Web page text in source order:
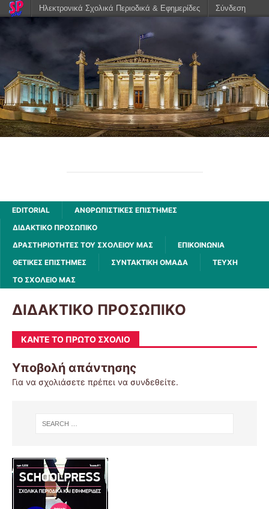
EDITORIAL
ΑΝΘΡΩΠΙΣΤΙΚΈΣ ΕΠΙΣΤΉΜΕΣ
ΔΙΔΑΚΤΙΚΟ ΠΡΟΣΩΠΙΚΟ
ΔΡΑΣΤΗΡΙΌΤΗΤΕΣ ΤΟΥ ΣΧΟΛΕΊΟΥ ΜΑΣ
ΕΠΙΚΟΙΝΩΝΙΑ
ΘΕΤΙΚΈΣ ΕΠΙΣΤΉΜΕΣ
ΣΥΝΤΑΚΤΙΚΗ ΟΜΑΔΑ
ΤΕΥΧΗ
ΤΟ ΣΧΟΛΕΙΟ ΜΑΣ
ΔΙΔΑΚΤΙΚΟ ΠΡΟΣΩΠΙΚΟ
ΚΆΝΤΕ ΤΟ ΠΡΏΤΟ ΣΧΌΛΙΟ
Υποβολή απάντησης
Για να σχολιάσετε πρέπει να συνδεθείτε.
Ηλεκτρονικά Σχολικά Περιοδικά & Εφημερίδες Σύνδεση